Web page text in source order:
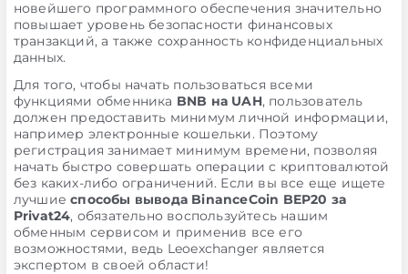
новейшего программного обеспечения значительно
повышает уровень безопасности финансовых
транзакций, а также сохранность конфиденциальных
данных.
Для того, чтобы начать пользоваться всеми
функциями обменника BNB на UAH, пользователь
должен предоставить минимум личной информации,
например электронные кошельки. Поэтому
регистрация занимает минимум времени, позволяя
начать быстро совершать операции с криптовалютой
без каких-либо ограничений. Если вы все еще ищете
лучшиеспособы вывода BinanceCoin BEP20 за
Privat24, обязательно воспользуйтесь нашим
обменным сервисом и применив все его
возможностями, ведь Leoexchanger является
экспертом в своей области!